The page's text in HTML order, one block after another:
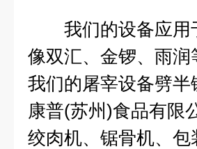
我们的设备应用
像双汇、金锣、雨
我们的屠宰设备劈
康普(苏州)食品有限
绞肉机、锯骨机、